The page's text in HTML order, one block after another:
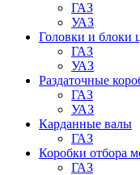
ГАЗ
УАЗ
Головки и блоки
ГАЗ
УАЗ
Раздаточные
ГАЗ
УАЗ
Карданные валы
ГАЗ
Коробки отбора
ГАЗ